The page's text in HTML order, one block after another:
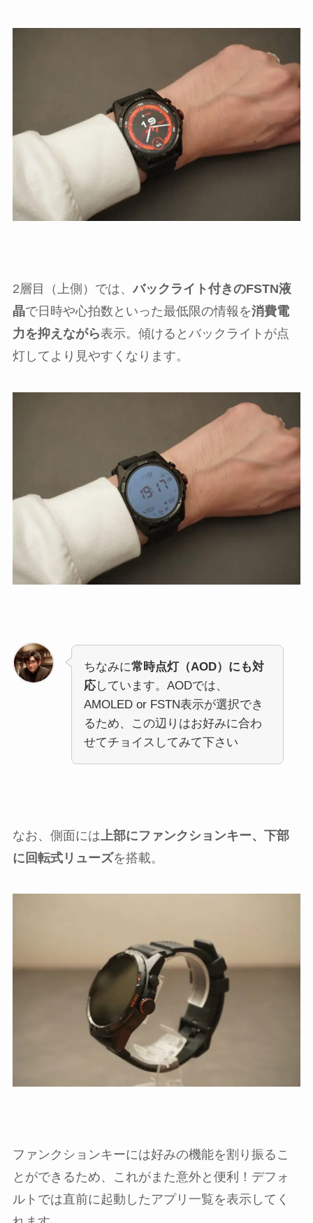
2層目（上側）では、バックライト付きのFSTN液
晶で日時や心拍数といった最低限の情報を消費電
力を抑えながら表示。傾けるとバックライトが点
灯してより見やすくなります。
ちなみに常時点灯（AOD）にも対
応しています。AODでは、
AMOLED or FSTN表示が選択でき
るため、この辺りはお好みに合わ
せてチョイスしてみて下さい
なお、側面には 上部にファンクションキー、下部
に回転式リューズを搭載。
ファンクションキーには好みの機能を割り振るこ
とができるため、これがまた意外と便利！デフォ
ルトでは直前に起動したアプリ一覧を表示してく